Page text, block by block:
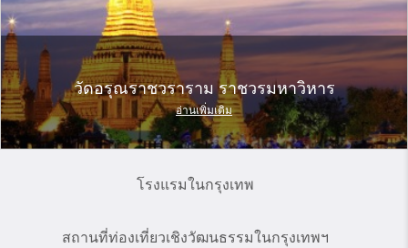
วัดอรุณราชวราราม ราชวรมหาวิหาร
อ่านเพิ่มเติม
โรงแรมในกรุงเทพ
สถานที่ท่องเที่ยวเชิงวัฒนธรรมในกรุงเทพฯ